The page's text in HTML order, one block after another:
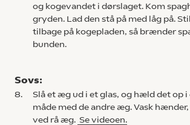
og kogevandet i dørslaget. Kom
gryden. Lad den stå på med låg på.
tilbage på kogepladen, så brænder
bunden.
Sovs:
8.
Slå et æg ud i et glas, og hæld det op i
måde med de andre æg. Vask
ved rå æg. Se videoen.